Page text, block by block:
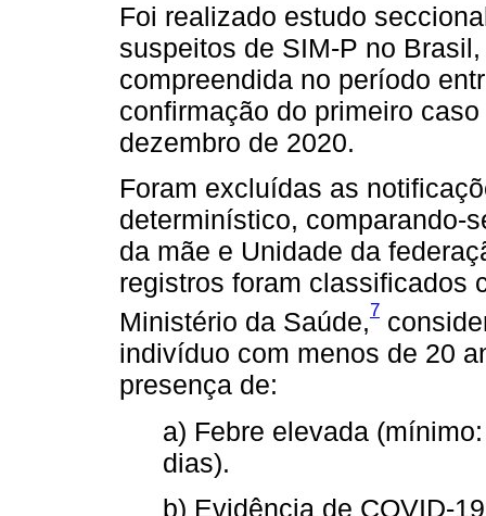
Foi realizado estudo
suspeitos de SIM-P no
compreendida no período
confirmação do primeiro
dezembro de 2020.
Foram excluídas as
determinístico, comparando-
da mãe e Unidade da
registros foram classificados
Ministério da Saúde,7
indivíduo com menos de 20
presença de:
a) Febre elevada
dias).
b) Evidência de COVID-